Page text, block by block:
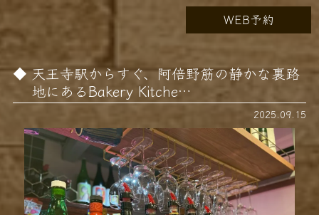
WEB予約
天王寺駅からすぐ、阿倍野筋の静かな裏路
地にあるBakery Kitche…
2025.09.15